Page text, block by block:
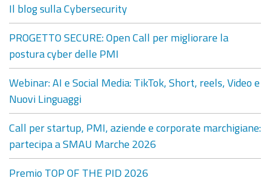
Il blog sulla Cybersecurity
PROGETTO SECURE: Open Call per migliorare la
postura cyber delle PMI
Webinar: AI e Social Media: TikTok, Short, reels, Video e
Nuovi Linguaggi
Call per startup, PMI, aziende e corporate marchigiane:
partecipa a SMAU Marche 2026
Premio TOP OF THE PID 2026